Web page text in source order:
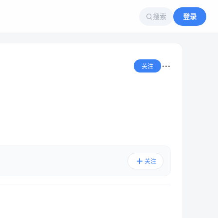
搜索 登录
关注
关注